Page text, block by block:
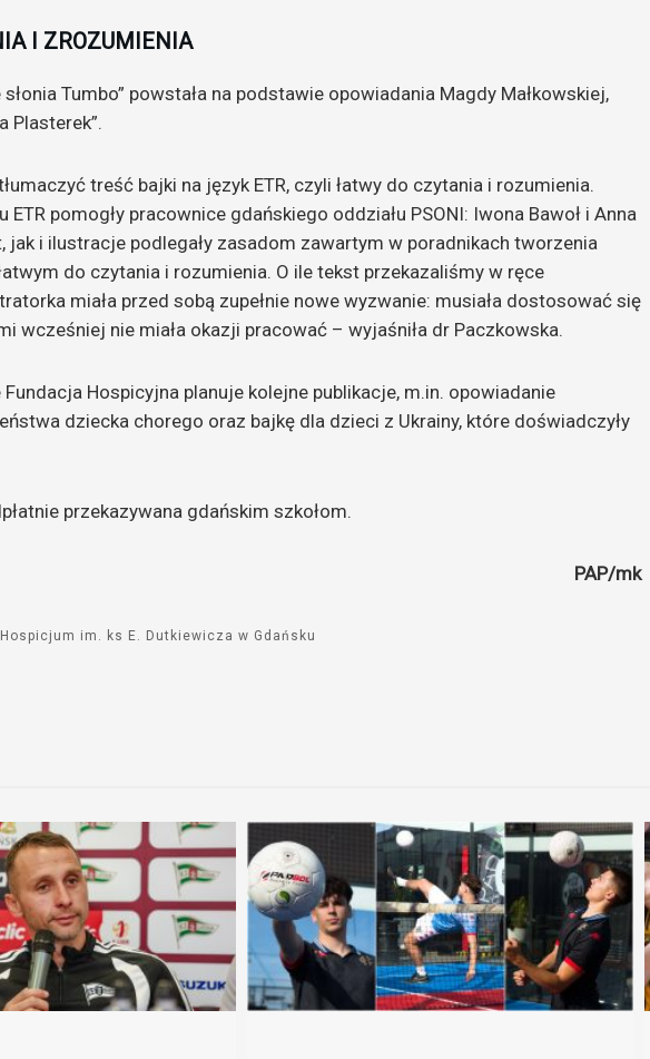
I ZROZUMIENIA
Tumbo” powstała na podstawie opowiadania Magdy Małkowskiej,
Plasterek”.
treść bajki na język ETR, czyli łatwy do czytania i rozumienia.
pomogły pracownice gdańskiego oddziału PSONI: Iwona Bawoł i Anna
jak i ilustracje podlegały zasadom zawartym w poradnikach tworzenia
do czytania i rozumienia. O ile tekst przekazaliśmy w ręce
miała przed sobą zupełnie nowe wyzwanie: musiała dostosować się
wcześniej nie miała okazji pracować – wyjaśniła dr Paczkowska.
Fundacja Hospicyjna planuje kolejne publikacje, m.in. opowiadanie
dziecka chorego oraz bajkę dla dzieci z Ukrainy, które doświadczyły
przekazywana gdańskim szkołom.
PAP/mk
Hospicjum im. ks E. Dutkiewicza w Gdańsku